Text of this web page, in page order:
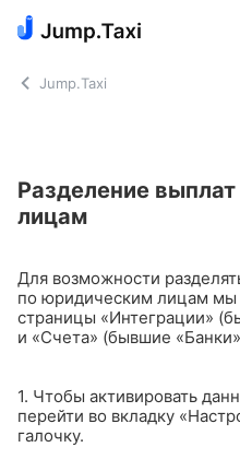
Jump.Taxi
Разделение
лицам
Для возможности
по юридическим лицам мы
страницы «Интеграции»
и «Счета» (бывшие
1. Чтобы активировать
перейти во вкладку
галочку.